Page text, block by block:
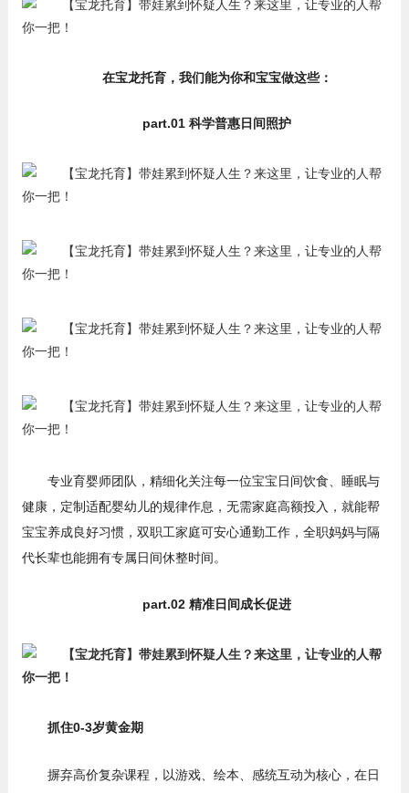
在宝龙托育，我们能为你和宝宝做这些：
part.01 科学普惠日间照护
专业育婴师团队，精细化关注每一位宝宝日间饮食、睡眠与
健康，定制适配婴幼儿的规律作息，无需家庭高额投入，就能帮
宝宝养成良好习惯，双职工家庭可安心通勤工作，全职妈妈与隔
代长辈也能拥有专属日间休整时间。
part.02 精准日间成长促进
抓住0-3岁黄金期
摒弃高价复杂课程，以游戏、绘本、感统互动为核心，在日